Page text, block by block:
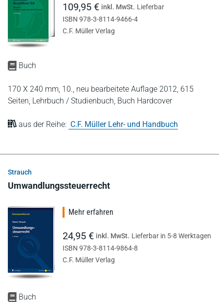
Buch
170 X 240 mm, 10., neu bearbeitete Auflage 2012, 615
Seiten, Lehrbuch / Studienbuch, Buch Hardcover
aus der Reihe: C.F. Müller Lehr- und Handbuch
109,95 € inkl. MwSt. Lieferbar
ISBN 978-3-8114-9466-4
C.F. Müller Verlag
Strauch
Umwandlungssteuerrecht
Buch
Mehr erfahren
24,95 € inkl. MwSt. Lieferbar in 5-8 Werktagen
ISBN 978-3-8114-9864-8
C.F. Müller Verlag